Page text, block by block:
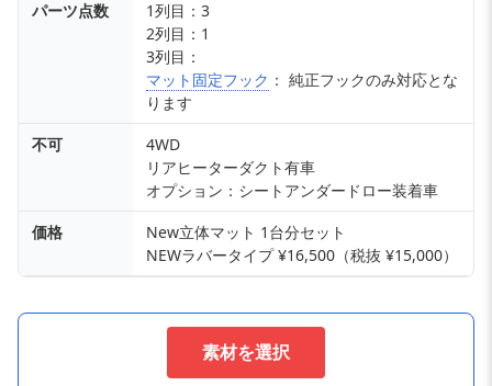
パーツ点数
1列目：3
2列目：1
3列目：
マット固定フック ： 純正フックのみ対応とな
ります
不可
4WD
リアヒーターダクト有車
オプション：シートアンダードロー装着車
価格
New立体マット 1台分セット
NEWラバータイプ ¥16,500（税抜 ¥15,000）
素材を選択